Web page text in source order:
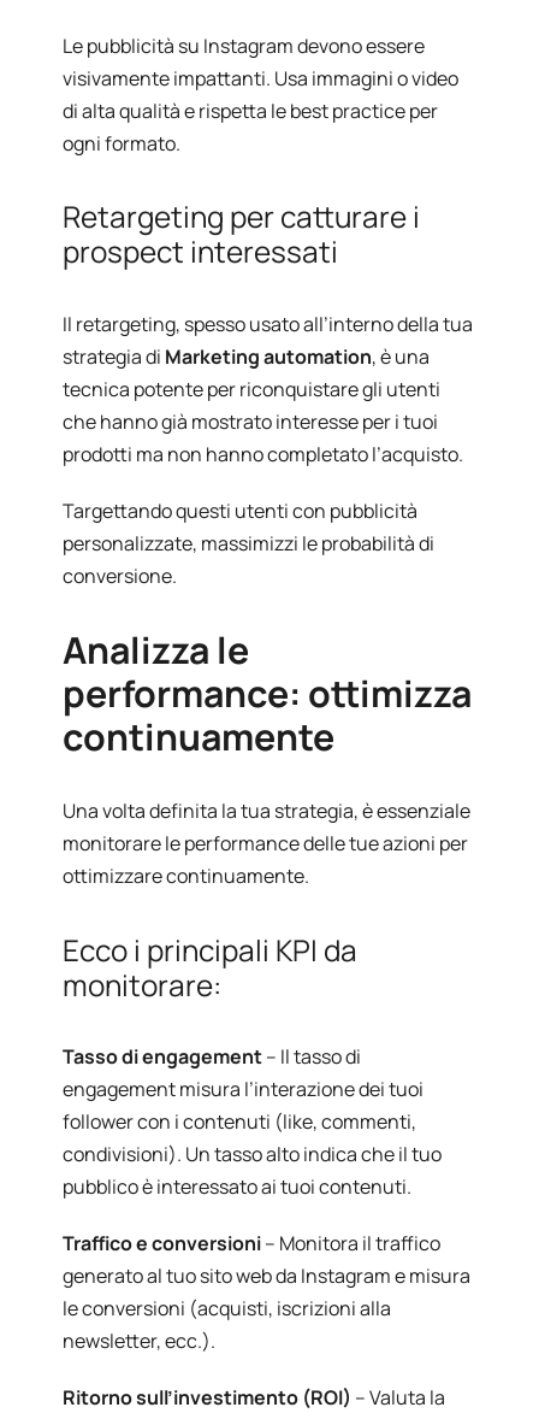
Le pubblicità su Instagram devono essere
visivamente impattanti. Usa immagini o video
di alta qualità e rispetta le best practice per
ogni formato.
Retargeting per catturare i
prospect interessati
Il retargeting, spesso usato all’interno della tua
strategia di Marketing automation,è una
tecnica potente per riconquistare gli utenti
che hanno già mostrato interesse per i tuoi
prodotti ma non hanno completato l’acquisto.
Targettando questi utenti con pubblicità
personalizzate, massimizzi le probabilità di
conversione.
Analizza le
performance: ottimizza
continuamente
Una volta definita la tua strategia, è essenziale
monitorare le performance delle tue azioni per
ottimizzare continuamente.
Ecco i principali KPI da
monitorare:
Tasso di engagement– Il tasso di
engagement misura l’interazione dei tuoi
follower con i contenuti (like, commenti,
condivisioni). Un tasso alto indica che il tuo
pubblico è interessato ai tuoi contenuti.
Traffico e conversioni– Monitora il traffico
generato al tuo sito web da Instagram e misura
le conversioni (acquisti, iscrizioni alla
newsletter, ecc.).
Ritorno sull’investimento (ROI) – Valuta la